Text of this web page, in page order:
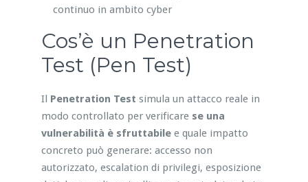
continuo in ambito cyber
Cos’è un Penetration
Test (Pen Test)
Il Penetration Test simula un attacco reale in
modo controllato per verificare se una
vulnerabilità è sfruttabilee quale impatto
concreto può generare: accesso non
autorizzato, escalation di privilegi, esposizione